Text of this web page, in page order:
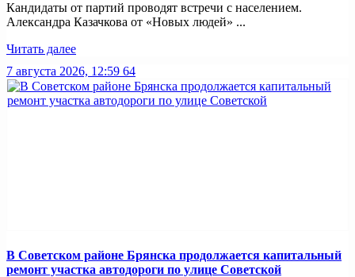
Кандидаты от партий проводят встречи с населением.
Александра Казачкова от «Новых людей» ...
Читать далее
7 августа 2026, 12:59 64
В Советском районе Брянска продолжается капитальный
ремонт участка автодороги по улице Советской